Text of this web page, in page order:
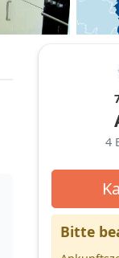
4
Bitte